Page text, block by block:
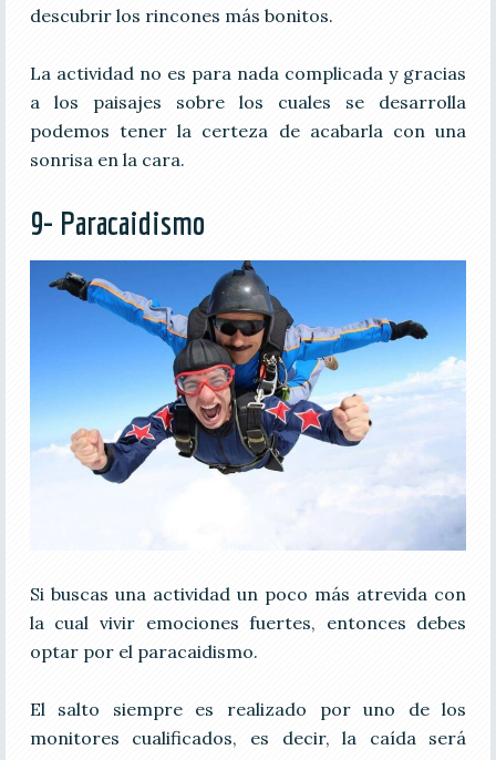
descubrir los rincones más bonitos.
La actividad no es para nada complicada y gracias
a los paisajes sobre los cuales se desarrolla
podemos tener la certeza de acabarla con una
sonrisa en la cara.
9- Paracaidismo
Si buscas una actividad un poco más atrevida con
la cual vivir emociones fuertes, entonces debes
optar por el paracaidismo.
El salto siempre es realizado por uno de los
monitores cualificados, es decir, la caída será